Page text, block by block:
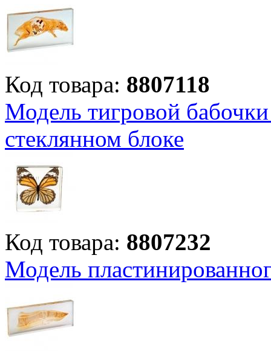
Код товара: 8807118
Модель тигровой
стеклянном блоке
Код товара: 8807232
Модель